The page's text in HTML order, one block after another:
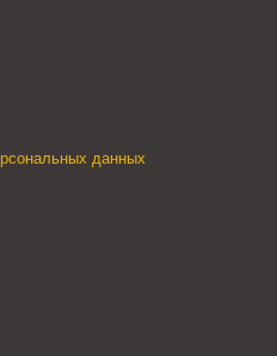
данных